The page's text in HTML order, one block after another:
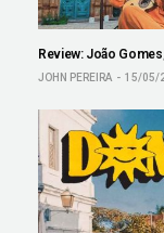
Review: João
JOHN PEREIRA 15/05/